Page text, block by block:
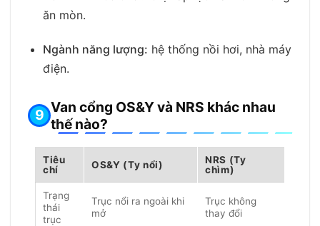
ăn mòn.
Ngành năng lượng: hệ thống nồi hơi, nhà máy
điện.
Van cổng OS&Y và NRS khác nhau
thế nào?
Tiêu
chí
OS&Y (Ty nổi)
NRS (Ty
chìm)
Trạng
thái
trục
Trục nổi ra ngoài khi
mở
Trục không
thay đổi